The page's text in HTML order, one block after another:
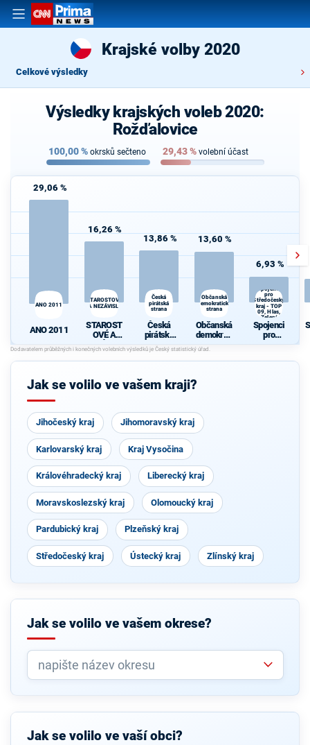
Krajské volby 2020
Celkové výsledky
Výsledky krajských voleb 2020:
Rožďalovice
100,00% okrsků sečteno 29,43% volební účast
29,06 %
ANO 2011
ANO 2011
16,26 %
STAROSTOVÉ
A NEZÁVISLÍ
STAROST
OVÉ A
NEZÁVISL
Í
13,86 %
Česká
pirátská
strana
Česká
pirátská
strana
13,60 %
Občanská
demokratická
strana
Občanská
demokrati
cká strana
6,93 %
Spojenci
pro
Středočeský
kraj - TOP
09, Hlas,
Zelení
Spojenci
pro
Středočes
TOP 09,
Jak se volilo ve vašem kraji?
Jihočeský kraj Jihomoravský kraj
Karlovarský kraj Kraj Vysočina
Královéhradecký kraj Liberecký kraj
Moravskoslezský kraj Olomoucký kraj
Pardubický kraj Plzeňský kraj
Středočeský kraj Ústecký kraj Zlínský kraj
Jak se volilo ve vašem okrese?
Jak se volilo ve vaší obci?